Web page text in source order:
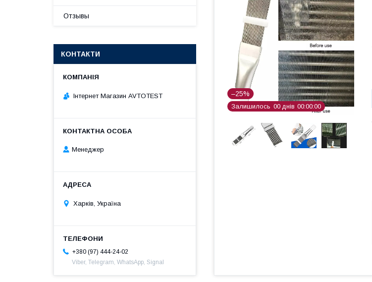
–25%
Залишилось 00 днів 00 00 00
Отзывы
КОНТАКТИ
Інтернет Магазин AVTOTEST
Менеджер
Харків, Україна
+380 (97) 444-24-02
Viber, Telegram, WhatsApp, Signal